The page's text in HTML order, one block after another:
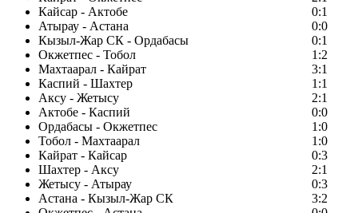
Кайсар - Актобе
0:1
Атырау - Астана
0:0
Кызыл-Жар СК - Ордабасы
0:1
Окжетпес - Тобол
1:2
Махтаарал - Кайрат
3:1
Каспий - Шахтер
1:1
Аксу - Жетысу
2:1
Актобе - Каспий
0:0
Ордабасы - Окжетпес
1:0
Тобол - Махтаарал
1:0
Кайрат - Кайсар
0:3
Шахтер - Аксу
2:1
Жетысу - Атырау
0:3
Астана - Кызыл-Жар СК
3:2